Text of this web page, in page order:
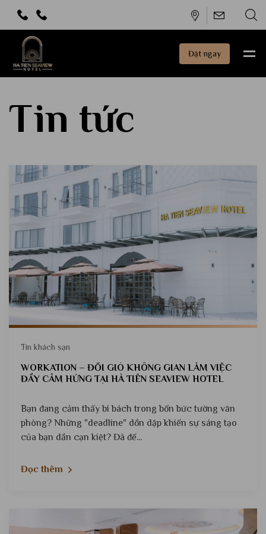
Đặt ngay
Tin tức
Tin khách sạn
WORKATION – ĐỔI GIÓ KHÔNG GIAN LÀM VIỆC
ĐẦY CẢM HỨNG TẠI HÀ TIÊN SEAVIEW HOTEL
Bạn đang cảm thấy bí bách trong bốn bức tường văn
phòng? Những "deadline" dồn dập khiến sự sáng tạo
của bạn dần cạn kiệt? Đã đế...
Đọc thêm